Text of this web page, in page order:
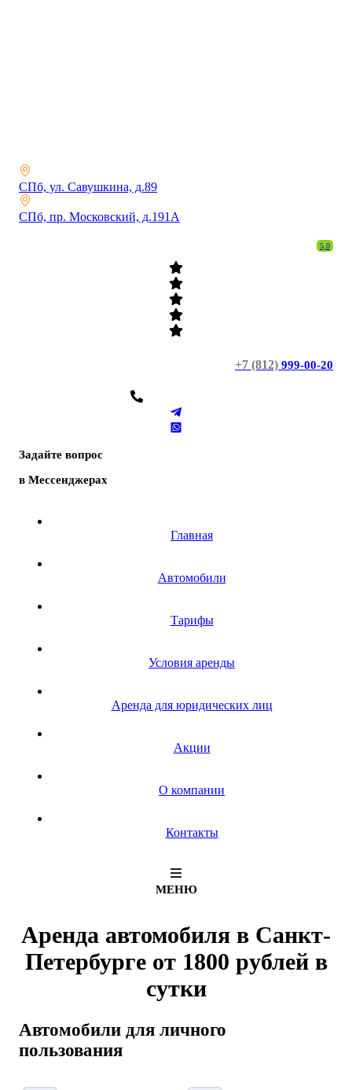
СПб, ул. Савушкина, д.89
СПб, пр. Московский, д.191А
5,0
+7 (812) 999-00-20
Задайте вопрос
в Мессенджерах
Главная
Автомобили
Тарифы
Условия аренды
Аренда для юридических лиц
Акции
О компании
Контакты
МЕНЮ
Аренда автомобиля в Санкт-
Петербурге от 1800 рублейв
сутки
Автомобили для личного
пользования